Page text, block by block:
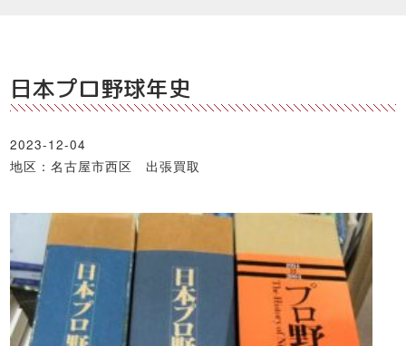
日本プロ野球年史
2023-12-04
地区：名古屋市西区 出張買取